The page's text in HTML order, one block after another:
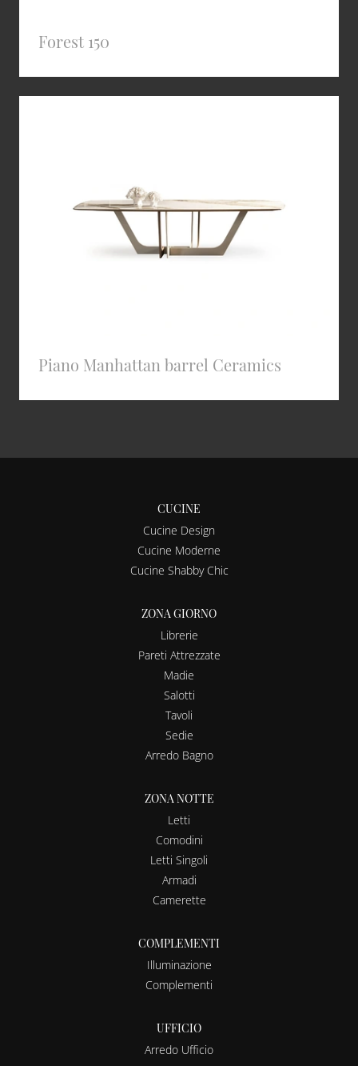
Forest 150
Piano Manhattan barrel Ceramics
CUCINE
Cucine Design
Cucine Moderne
Cucine Shabby Chic
ZONA GIORNO
Librerie
Pareti Attrezzate
Madie
Salotti
Tavoli
Sedie
Arredo Bagno
ZONA NOTTE
Letti
Comodini
Letti Singoli
Armadi
Camerette
COMPLEMENTI
Illuminazione
Complementi
UFFICIO
Arredo Ufficio